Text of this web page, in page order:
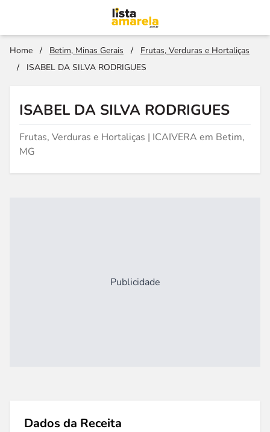
Home / Betim, Minas Gerais /
Frutas, Verduras e Hortaliças
/
ISABEL DA SILVA RODRIGUES
ISABEL DA SILVA RODRIGUES
Frutas, Verduras e Hortaliças | ICAIVERA em Betim,
MG
Publicidade
Dados da Receita